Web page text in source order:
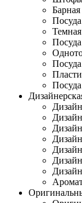
Барная